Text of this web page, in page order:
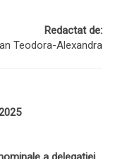
Redactat de:
Teodora-Alexandra